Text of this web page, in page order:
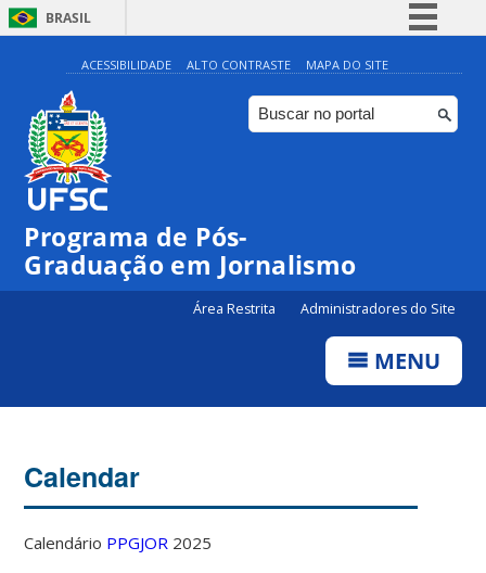
BRASIL
Simplifique!
Comunica BR
Participe
ACESSIBILIDADE ALTO CONTRASTE MAPA DO SITE
Programa de Pós-
Graduação em Jornalismo
Área Restrita Administradores do Site
MENU
Calendar
Calendário PPGJOR 2025
04:00
05:00